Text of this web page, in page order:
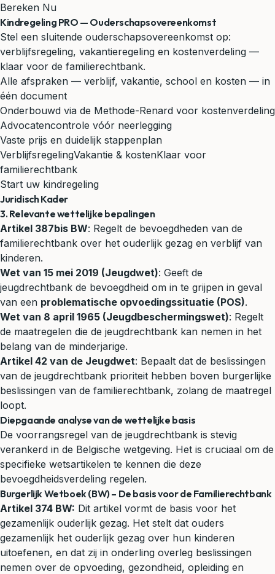
Bereken Nu
Kindregeling PRO — Ouderschapsovereenkomst
Stel een sluitende ouderschapsovereenkomst op:
verblijfsregeling, vakantieregeling en kostenverdeling —
klaar voor de familierechtbank.
Alle afspraken — verblijf, vakantie, school en kosten — in
één document
Onderbouwd via de Methode-Renard voor kostenverdeling
Advocatencontrole vóór neerlegging
Vaste prijs en duidelijk stappenplan
VerblijfsregelingVakantie & kostenKlaar voor
familierechtbank
Start uw kindregeling
Juridisch Kader
3. Relevante wettelijke bepalingen
Artikel 387bis BW: Regelt de bevoegdheden van de
familierechtbank over het ouderlijk gezag en verblijf van
kinderen.
Wet van 15 mei 2019 (Jeugdwet): Geeft de
jeugdrechtbank de bevoegdheid om in te grijpen in geval
van een problematische opvoedingssituatie (POS).
Wet van 8 april 1965 (Jeugdbeschermingswet): Regelt
de maatregelen die de jeugdrechtbank kan nemen in het
belang van de minderjarige.
Artikel 42 van de Jeugdwet: Bepaalt dat de beslissingen
van de jeugdrechtbank prioriteit hebben boven burgerlijke
beslissingen van de familierechtbank, zolang de maatregel
loopt.
Diepgaande analyse van de wettelijke basis
De voorrangsregel van de jeugdrechtbank is stevig
verankerd in de Belgische wetgeving. Het is cruciaal om de
specifieke wetsartikelen te kennen die deze
bevoegdheidsverdeling regelen.
Burgerlijk Wetboek (BW) – De basis voor de Familierechtbank
Artikel 374 BW: Dit artikel vormt de basis voor het
gezamenlijk ouderlijk gezag. Het stelt dat ouders
gezamenlijk het ouderlijk gezag over hun kinderen
uitoefenen, en dat zij in onderling overleg beslissingen
nemen over de opvoeding, gezondheid, opleiding en